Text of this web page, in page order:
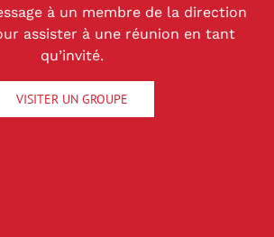
à un membre de la direction
assister à une réunion en tant
qu’invité.
VISITER UN GROUPE